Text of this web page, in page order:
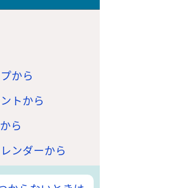
から
トから
ら
ンダーから